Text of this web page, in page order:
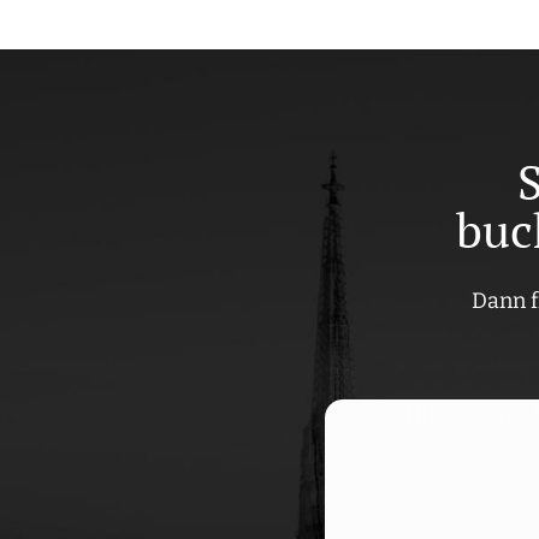
Dann
Aufgrund Ihrer